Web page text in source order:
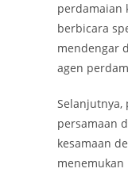
perdamaian
berbicara
mendengar
agen
Selanjutnya,
persamaan
kesamaan